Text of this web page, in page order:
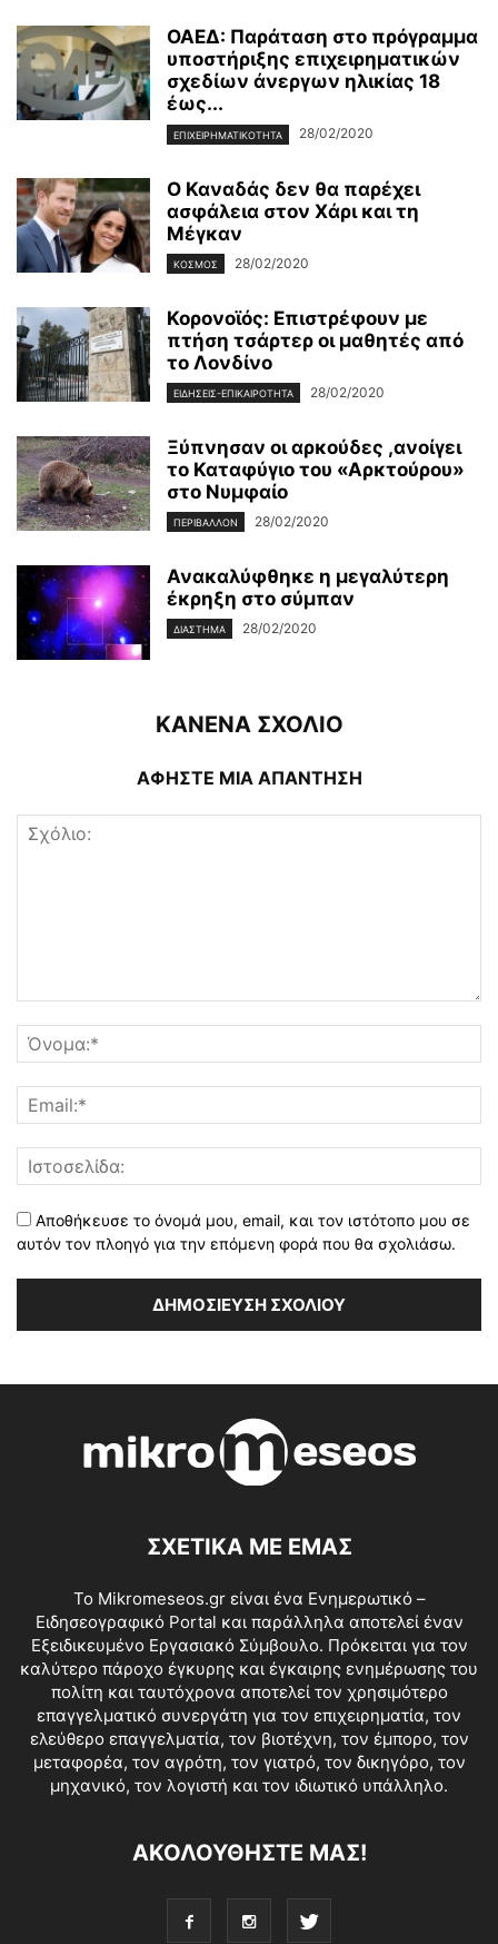
ΟΑΕΔ: Παράταση στο πρόγραμμα
υποστήριξης επιχειρηματικών
σχεδίων άνεργων ηλικίας 18
έως...
ΕΠΙΧΕΙΡΗΜΑΤΙΚΌΤΗΤΑ 28/02/2020
Ο Καναδάς δεν θα παρέχει
ασφάλεια στον Χάρι και τη
Μέγκαν
ΚΌΣΜΟΣ 28/02/2020
Κορονοϊός: Επιστρέφουν με
πτήση τσάρτερ οι μαθητές από
το Λονδίνο
ΕΙΔΉΣΕΙΣ-ΕΠΙΚΑΙΡΌΤΗΤΑ 28/02/2020
Ξύπνησαν οι αρκούδες ,ανοίγει
το Καταφύγιο του «Αρκτούρου»
στο Νυμφαίο
ΠΕΡΙΒΆΛΛΟΝ 28/02/2020
Ανακαλύφθηκε η μεγαλύτερη
έκρηξη στο σύμπαν
ΔΙΆΣΤΗΜΑ 28/02/2020
ΚΑΝΕΝΑ ΣΧΟΛΙΟ
ΑΦΗΣΤΕ ΜΙΑ ΑΠΑΝΤΗΣΗ
Αποθήκευσε το όνομά μου, email, και τον ιστότοπο μου σε
αυτόν τον πλοηγό για την επόμενη φορά που θα σχολιάσω.
ΣΧΕΤΙΚΑ ΜΕ ΕΜΑΣ
Το Mikromeseos.gr είναι ένα Ενημερωτικό –
Ειδησεογραφικό Portal και παράλληλα αποτελεί έναν
Εξειδικευμένο Εργασιακό Σύμβουλο. Πρόκειται για τον
καλύτερο πάροχο έγκυρης και έγκαιρης ενημέρωσης του
πολίτη και ταυτόχρονα αποτελεί τον χρησιμότερο
επαγγελματικό συνεργάτη για τον επιχειρηματία, τον
ελεύθερο επαγγελματία, τον βιοτέχνη, τον έμπορο, τον
μεταφορέα, τον αγρότη, τον γιατρό, τον δικηγόρο, τον
μηχανικό, τον λογιστή και τον ιδιωτικό υπάλληλο.
ΑΚΟΛΟΥΘΗΣΤΕ ΜΑΣ!